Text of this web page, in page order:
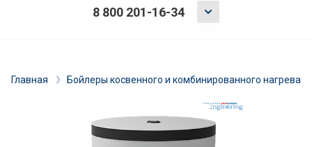
8 800 201-16-34
Главная Бойлеры косвенного и комбинированного нагрева